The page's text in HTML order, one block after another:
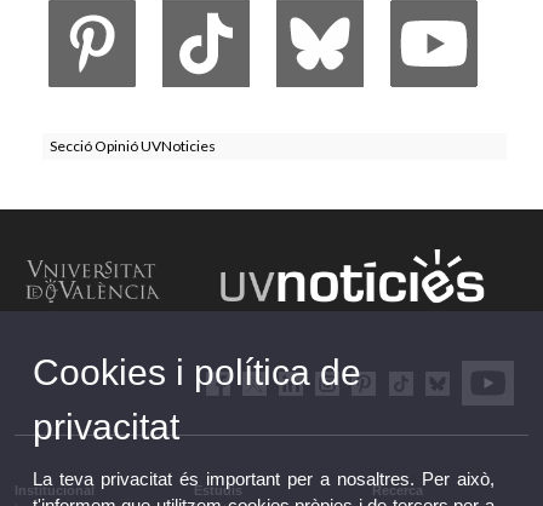
Secció Opinió UVNoticies
Institucional Estudis Recerca
Cookies i política de
privacitat
La teva privacitat és important per a nosaltres. Per això,